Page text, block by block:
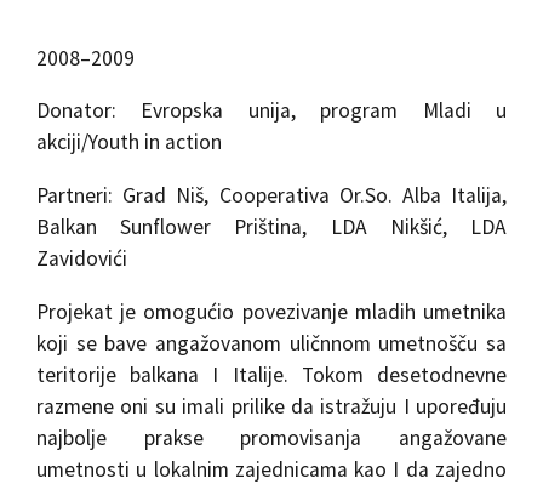
2008–2009
Donator: Evropska unija, program Mladi u
akciji/Youth in action
Partneri: Grad Niš, Cooperativa Or.So. Alba Italija,
Balkan Sunflower Priština, LDA Nikšić, LDA
Zavidovići
Projekat je omogućio povezivanje mladih umetnika
koji se bave angažovanom uličnnom umetnošču sa
teritorije balkana I Italije. Tokom desetodnevne
razmene oni su imali prilike da istražuju I upoređuju
najbolje prakse promovisanja angažovane
umetnosti u lokalnim zajednicama kao I da zajedno